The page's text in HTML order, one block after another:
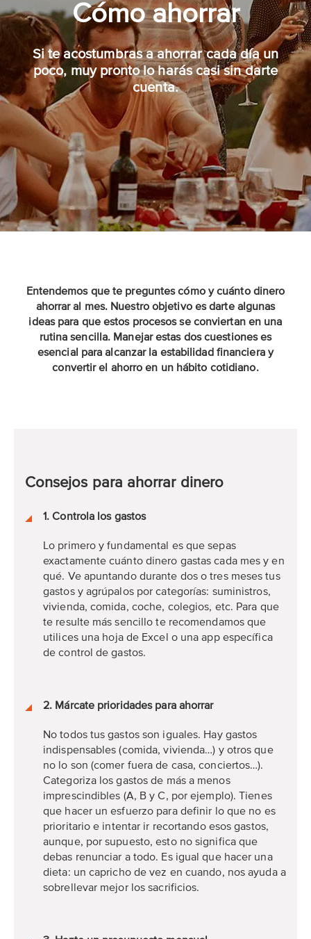
Cómo ahorrar
Si te acostumbras a ahorrar cada día un
poco, muy pronto lo harás casi sin darte
cuenta.
Entendemos que te preguntes cómo y cuánto dinero
ahorrar al mes. Nuestro objetivo es darte algunas
ideas para que estos procesos se conviertan en una
rutina sencilla. Manejar estas dos cuestiones es
esencial para alcanzar la estabilidad financiera y
convertir el ahorro en un hábito cotidiano.
Consejos para ahorrar dinero
1. Controla los gastos
Lo primero y fundamental es que sepas
exactamente cuánto dinero gastas cada mes y en
qué. Ve apuntando durante dos o tres meses tus
gastos y agrúpalos por categorías: suministros,
vivienda, comida, coche, colegios, etc. Para que
te resulte más sencillo te recomendamos que
utilices una hoja de Excel o una app específica
de control de gastos.
2. Márcate prioridades para ahorrar
No todos tus gastos son iguales. Hay gastos
indispensables (comida, vivienda…) y otros que
no lo son (comer fuera de casa, conciertos…).
Categoriza los gastos de más a menos
imprescindibles (A, B y C, por ejemplo). Tienes
que hacer un esfuerzo para definir lo que no es
prioritario e intentar ir recortando esos gastos,
aunque, por supuesto, esto no significa que
debas renunciar a todo. Es igual que hacer una
dieta: un capricho de vez en cuando, nos ayuda a
sobrellevar mejor los sacrificios.